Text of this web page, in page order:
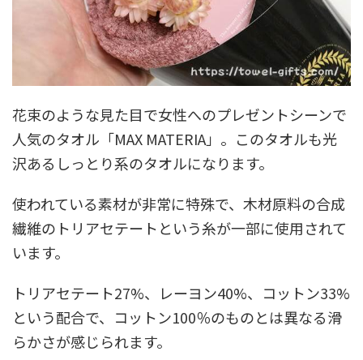
花束のような見た目で女性へのプレゼントシーンで
人気のタオル「MAX MATERIA」。このタオルも光
沢あるしっとり系のタオルになります。
使われている素材が非常に特殊で、木材原料の合成
繊維のトリアセテートという糸が一部に使用されて
います。
トリアセテート27%、レーヨン40%、コットン33%
という配合で、コットン100％のものとは異なる滑
らかさが感じられます。